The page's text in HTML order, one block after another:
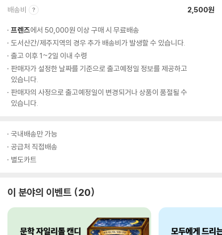
배송비 2,500원
프렌즈에서 50,000원 이상 구매 시 무료배송
도서산간/제주지역의 경우 추가 배송비가 발생할 수 있습니다.
출고 이후 1~2일 이내 수령
판매자가 설정한 날짜를 기준으로 출고예정일 정보를 제공하고
있습니다.
판매자의 사정으로 출고예정일이 변경되거나 상품이 품절될 수
있습니다.
국내배송만 가능
공급처 직접배송
별도카트
이 분야의 이벤트 20